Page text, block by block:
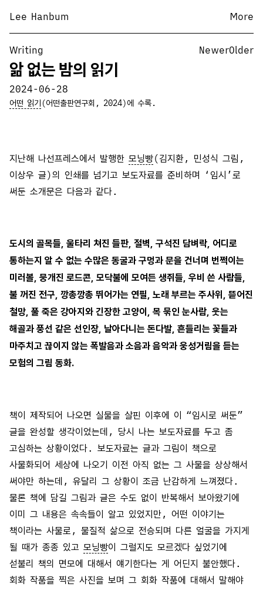
Lee Hanbum More
Writing NewerOlder
앎 없는 밤의 읽기
2024-06-28
어떤 읽기(어떤출판연구회, 2024)에 수록.
지난해 나선프레스에서 발행한 모닝빵(김지환, 민성식 그림,
이상우 글)의 인쇄를 넘기고 보도자료를 준비하며 ‘임시’로
써둔 소개문은 다음과 같다.
도시의 골목들, 울타리 쳐진 들판, 절벽, 구석진 담벼락, 어디로
통하는지 알 수 없는 수많은 동굴과 구멍과 문을 건너며 번쩍이는
미러볼, 뭉개진 로드콘, 모닥불에 모여든 생쥐들, 우비 쓴 사람들,
불 꺼진 전구, 깡총깡총 뛰어가는 연필, 노래 부르는 주사위, 뜯어진
철망, 풀 죽은 강아지와 긴장한 고양이, 목 묶인 눈사람, 웃는
해골과 풍선 같은 선인장, 날아다니는 돈다발, 흔들리는 꽃들과
마주치고 끊이지 않는 폭발음과 소음과 음악과 웅성거림을 듣는
모험의 그림 동화.
책이 제작되어 나오면 실물을 살핀 이후에 이 “임시로 써둔”
글을 완성할 생각이었는데, 당시 나는 보도자료를 두고 좀
고심하는 상황이었다. 보도자료는 글과 그림이 책으로
사물화되어 세상에 나오기 이전 아직 없는 그 사물을 상상해서
써야만 하는데, 유달리 그 상황이 조금 난감하게 느껴졌다.
물론 책에 담길 그림과 글은 수도 없이 반복해서 보아왔기에
이미 그 내용은 속속들이 알고 있었지만, 어떤 이야기는
책이라는 사물로, 물질적 삶으로 전승되며 다른 얼굴을 가지게
될 때가 종종 있고 모닝빵이 그럴지도 모르겠다 싶었기에
섣불리 책의 면모에 대해서 얘기한다는 게 어딘지 불안했다.
회화 작품을 찍은 사진을 보며 그 회화 작품에 대해서 말해야